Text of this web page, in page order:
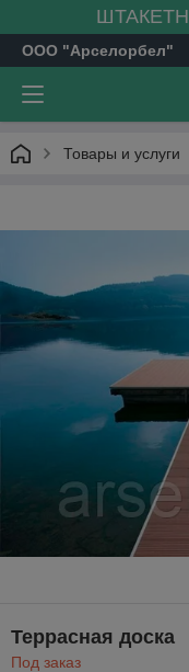
ООО "Арселорбел"
Товары и услуги
Террасная доска
Под заказ